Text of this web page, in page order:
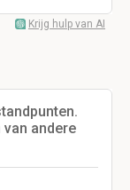
Krijg hulp van AI
andere